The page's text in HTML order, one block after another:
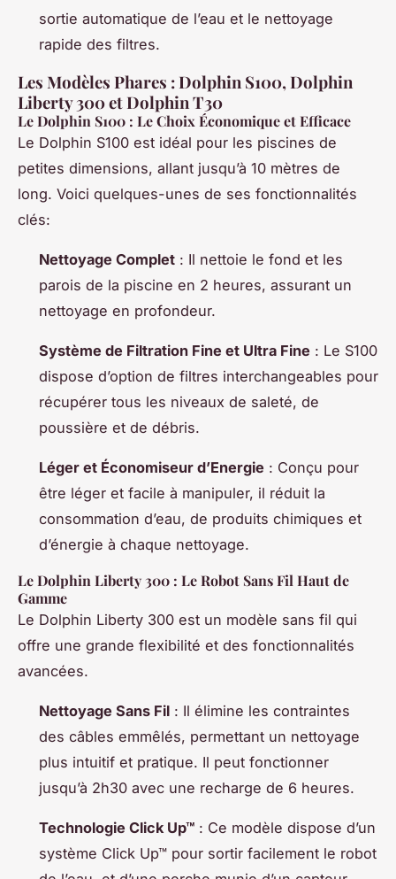
sortie automatique de l’eau et le nettoyage
rapide des filtres.
Les Modèles Phares : Dolphin S100, Dolphin
Liberty 300 et Dolphin T30
Le Dolphin S100 : Le Choix Économique et Efficace
Le Dolphin S100 est idéal pour les piscines de
petites dimensions, allant jusqu’à 10 mètres de
long. Voici quelques-unes de ses fonctionnalités
clés:
Nettoyage Complet : Il nettoie le fond et les
parois de la piscine en 2 heures, assurant un
nettoyage en profondeur.
Système de Filtration Fine et Ultra Fine : Le S100
dispose d’option de filtres interchangeables pour
récupérer tous les niveaux de saleté, de
poussière et de débris.
Léger et Économiseur d’Energie : Conçu pour
être léger et facile à manipuler, il réduit la
consommation d’eau, de produits chimiques et
d’énergie à chaque nettoyage.
Le Dolphin Liberty 300 : Le Robot Sans Fil Haut de
Gamme
Le Dolphin Liberty 300 est un modèle sans fil qui
offre une grande flexibilité et des fonctionnalités
avancées.
Nettoyage Sans Fil : Il élimine les contraintes
des câbles emmêlés, permettant un nettoyage
plus intuitif et pratique. Il peut fonctionner
jusqu’à 2h30 avec une recharge de 6 heures.
Technologie Click Up™ : Ce modèle dispose d’un
système Click Up™ pour sortir facilement le robot